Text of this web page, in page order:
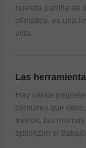
nuestra parrilla de
ofimática, es una
vida.
Las
Hay varios
comunes que
menos, las
optimizan el